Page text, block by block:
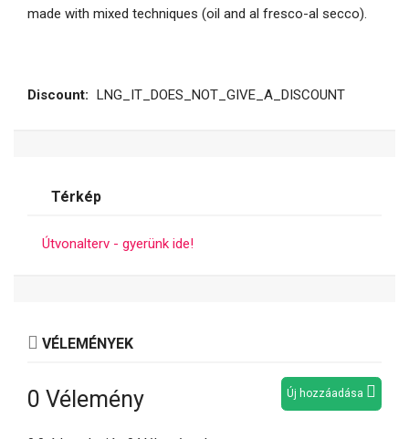
made with mixed techniques (oil and al fresco-al secco).
Discount: LNG_IT_DOES_NOT_GIVE_A_DISCOUNT
Térkép
Útvonalterv - gyerünk ide!
VÉLEMÉNYEK
0 Vélemény Új hozzáadása